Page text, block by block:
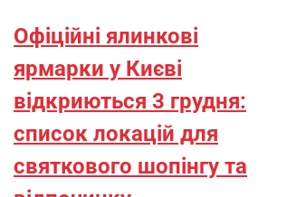
Офіційні ялинкові
ярмарки у Києві
відкриються 3 грудня:
список локацій для
святкового шопінгу та